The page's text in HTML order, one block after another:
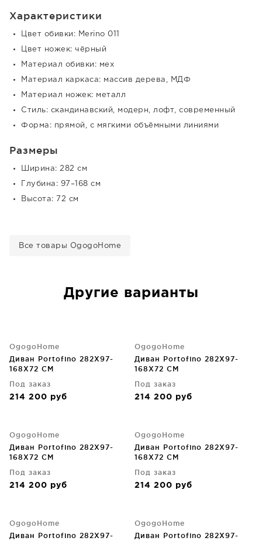
Характеристики
Цвет обивки: Merino 011
Цвет ножек: чёрный
Материал обивки: мех
Материал каркаса: массив дерева, МДФ
Материал ножек: металл
Стиль: скандинавский, модерн, лофт, современный
Форма: прямой, с мягкими объёмными линиями
Размеры
Ширина: 282 см
Глубина: 97–168 см
Высота: 72 см
Все товары OgogoHome
Другие варианты
OgogoHome
Диван Portofino 282X97-
168X72 CM
Под заказ
214 200 руб
OgogoHome
Диван Portofino 282X97-
168X72 CM
Под заказ
214 200 руб
OgogoHome
Диван Portofino 282X97-
168X72 CM
Под заказ
214 200 руб
OgogoHome
Диван Portofino 282X97-
168X72 CM
Под заказ
214 200 руб
OgogoHome
Диван Portofino 282X97-
OgogoHome
Диван Portofino 282X97-